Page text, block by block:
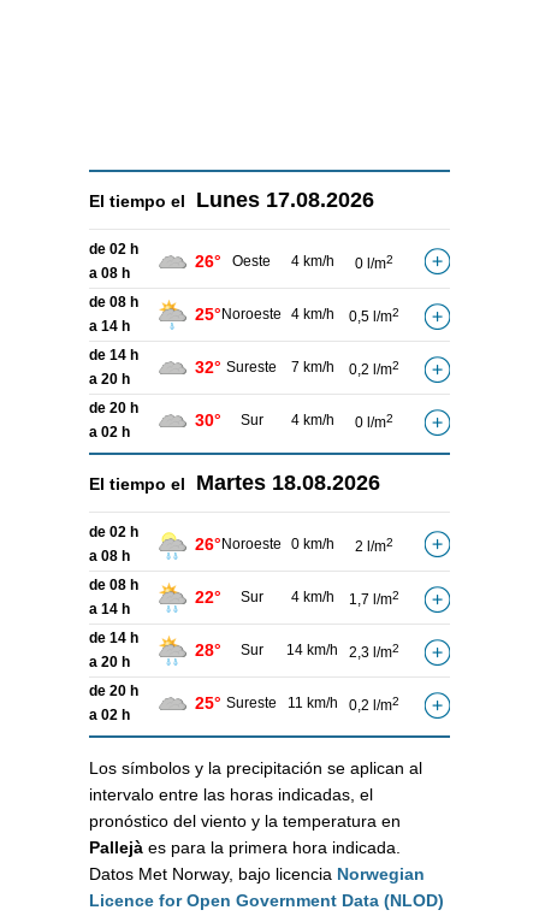
El tiempo el Lunes 17.08.2026
de 02 h
a 08 h
26° Oeste 4 km/h 0 l/m2
de 08 h
a 14 h
25° Noroeste 4 km/h 0,5 l/m2
de 14 h
a 20 h
32° Sureste 7 km/h 0,2 l/m2
de 20 h
a 02 h
30° Sur 4 km/h 0 l/m2
El tiempo el Martes 18.08.2026
de 02 h
a 08 h
26° Noroeste 0 km/h 2 l/m2
de 08 h
a 14 h
22° Sur 4 km/h 1,7 l/m2
de 14 h
a 20 h
28° Sur 14 km/h 2,3 l/m2
de 20 h
a 02 h
25° Sureste 11 km/h 0,2 l/m2
Los símbolos y la precipitación se aplican al
intervalo entre las horas indicadas, el
pronóstico del viento y la temperatura en
Pallejà es para la primera hora indicada.
Datos Met Norway, bajo licencia Norwegian
Licence for Open Government Data (NLOD)